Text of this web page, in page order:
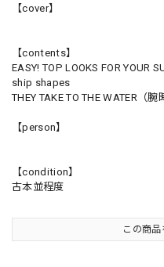
【cover】
【contents】
EASY! TOP LOOKS FOR YOUR
ship shapes
THEY TAKE TO THE WATER（腕
【person】
【condition】
古本並程度
この商品